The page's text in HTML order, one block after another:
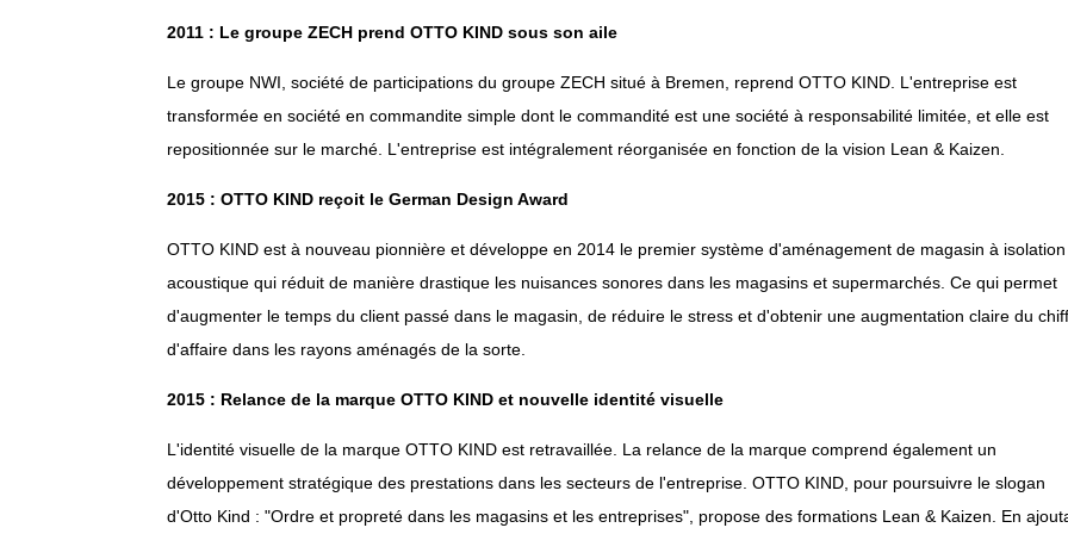
2011 : Le groupe ZECH prend OTTO KIND sous son aile
Le groupe NWI, société de participations du groupe ZECH situé à Bremen, reprend OTTO KIND. L'entreprise est
transformée en société en commandite simple dont le commandité est une société à responsabilité limitée, et elle est
repositionnée sur le marché. L'entreprise est intégralement réorganisée en fonction de la vision Lean & Kaizen.
2015 : OTTO KIND reçoit le German Design Award
OTTO KIND est à nouveau pionnière et développe en 2014 le premier système d'aménagement de magasin à isolation
acoustique qui réduit de manière drastique les nuisances sonores dans les magasins et supermarchés. Ce qui permet
d'augmenter le temps du client passé dans le magasin, de réduire le stress et d'obtenir une augmentation claire du
d'affaire dans les rayons aménagés de la sorte.
2015 : Relance de la marque OTTO KIND et nouvelle identité visuelle
L'identité visuelle de la marque OTTO KIND est retravaillée. La relance de la marque comprend également un
développement stratégique des prestations dans les secteurs de l'entreprise. OTTO KIND, pour poursuivre le slogan
d'Otto Kind : "Ordre et propreté dans les magasins et les entreprises", propose des formations Lean & Kaizen. En